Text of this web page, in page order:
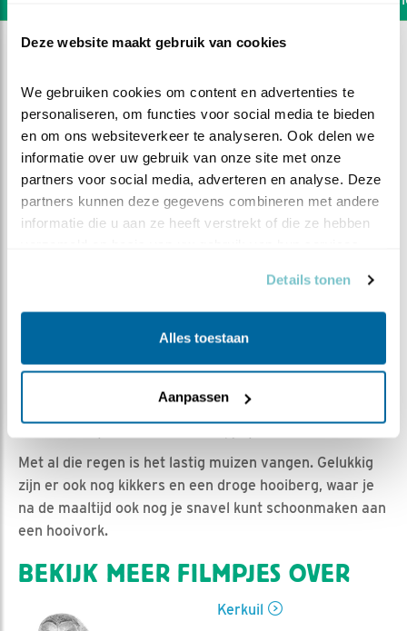
Deze website maakt gebruik van cookies
We gebruiken cookies om content en advertenties te
personaliseren, om functies voor social media te bieden
en om ons websiteverkeer te analyseren. Ook delen we
informatie over uw gebruik van onze site met onze
partners voor social media, adverteren en analyse. Deze
partners kunnen deze gegevens combineren met andere
informatie die u aan ze heeft verstrekt of die ze hebben
Details tonen
Alles toestaan
Aanpassen
Kikker in het hooi
Ed Hoogkamer | Geplaatst op 5 april 2022, 11:41 |
Met al die regen is het lastig muizen vangen. Gelukkig
zijn er ook nog kikkers en een droge hooiberg, waar je
na de maaltijd ook nog je snavel kunt schoonmaken aan
een hooivork.
BEKIJK MEER FILMPJES OVER
Kerkuil